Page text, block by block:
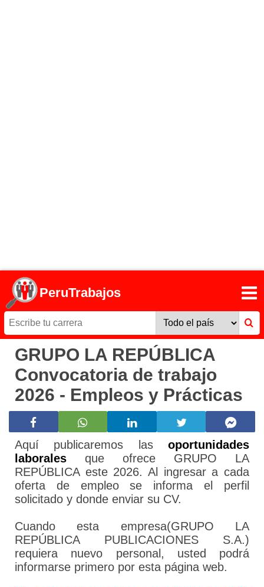
PeruTrabajos
GRUPO LA REPÚBLICA
Convocatoria de trabajo
2026 - Empleos y Prácticas
Aquí publicaremos las oportunidades
laborales que ofrece GRUPO LA
REPÚBLICA este 2026. Al ingresar a cada
oferta de empleo se informa el perfil
solicitado y donde enviar su CV.
Cuando esta empresa(GRUPO LA
REPÚBLICA PUBLICACIONES S.A.)
requiera nuevo personal, usted podrá
informarse primero por esta página web.